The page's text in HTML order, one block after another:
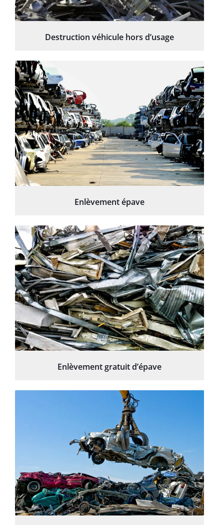
Destruction véhicule hors d’usage
Enlèvement épave
Enlèvement gratuit d’épave